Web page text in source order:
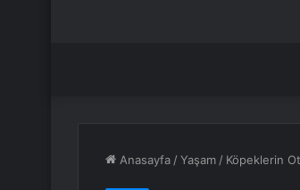
Anasayfa /Yaşam / Köpeklerin